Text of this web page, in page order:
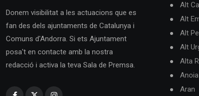
Donem visibilitat a les actuacions que es
fan des dels ajuntaments de Catalunya i
Comuns d'Andorra. Si ets Ajuntament
posa't en contacte amb la nostra
redacció i activa la teva Sala de Premsa.
Alt
Alt
Alt
Alt
Alta
Anoia
Aran